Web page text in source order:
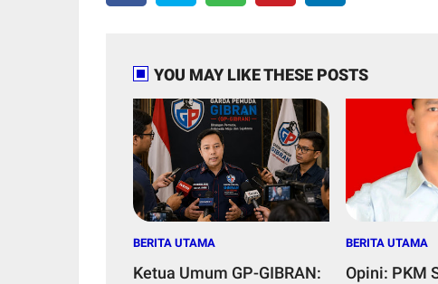
YOU MAY LIKE THESE POSTS
BERITA UTAMA
Ketua Umum GP-GIBRAN:
BERITA UTAMA
Opini: PKM